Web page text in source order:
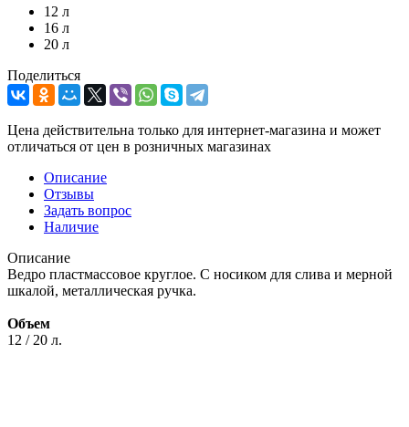
12 л
16 л
20 л
Поделиться
Цена действительна только для интернет-магазина и может
отличаться от цен в розничных магазинах
Описание
Отзывы
Задать вопрос
Наличие
Описание
Ведро пластмассовое круглое. С носиком для слива и мерной
шкалой, металлическая ручка.
Объем
12 / 20 л.